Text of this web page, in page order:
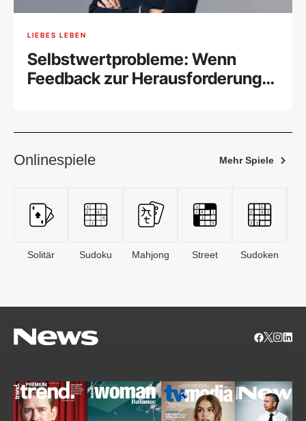
LIEBES LEBEN
Selbstwertprobleme: Wenn
Feedback zur Herausforderung
Onlinespiele Mehr Spiele
Solitär Sudoku Mahjong Street Sudoken